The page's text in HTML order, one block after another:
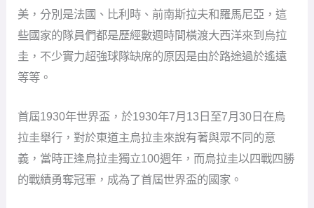
美，分別是法國、比利時、前南斯拉夫和羅馬尼亞，這
些國家的隊員們都是歷經數週時間橫渡大西洋來到烏拉
圭，不少實力超強球隊缺席的原因是由於路途過於遙遠
等等。
首屆1930年世界盃，於1930年7月13日至7月30日在烏
拉圭舉行，對於東道主烏拉圭來說有著與眾不同的意
義，當時正逢烏拉圭獨立100週年，而烏拉圭以四戰四勝
的戰績勇奪冠軍，成為了首屆世界盃的國家。